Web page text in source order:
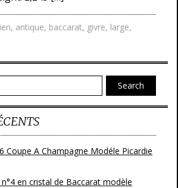
, antique, baccarat, givre, large,
Search
Coupe A Champagne Modéle Picardie
en cristal de Baccarat modèle